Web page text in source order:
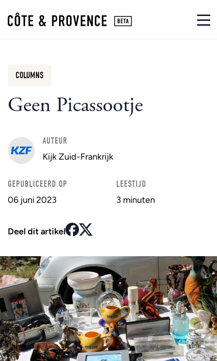
Geen Picassootje
COLUMNS
AUTEUR
Kijk Zuid-Frankrijk
GEPUBLICEERD OP
06 juni 2023
LEESTIJD
3 minuten
Deel dit artikel